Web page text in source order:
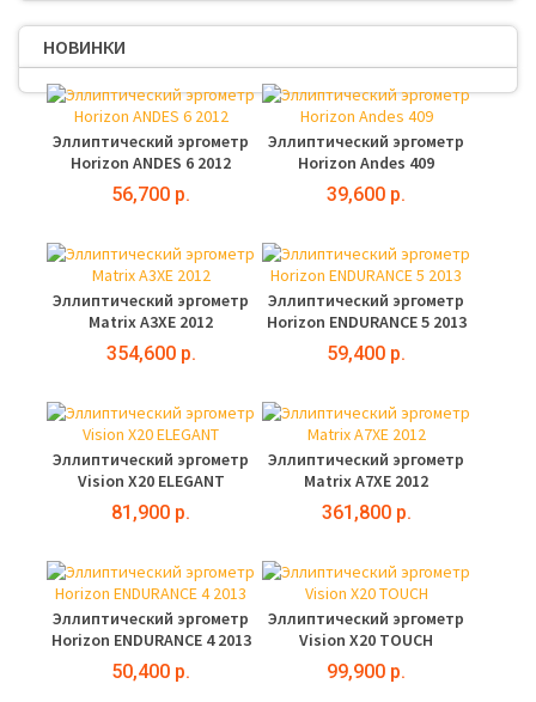
НОВИНКИ
Эллиптический эргометр
Horizon ANDES 6 2012
56,700 р.
Эллиптический эргометр
Horizon Andes 409
39,600 р.
Эллиптический эргометр
Matrix A3XE 2012
354,600 р.
Эллиптический эргометр
Horizon ENDURANCE 5 2013
59,400 р.
Эллиптический эргометр
Vision X20 ELEGANT
81,900 р.
Эллиптический эргометр
Matrix A7XE 2012
361,800 р.
Эллиптический эргометр
Horizon ENDURANCE 4 2013
50,400 р.
Эллиптический эргометр
Vision X20 TOUCH
99,900 р.